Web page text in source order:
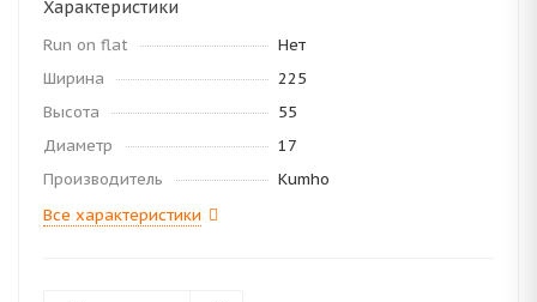
Характеристики
Run on flat
Нет
Ширина
225
Высота
55
Диаметр
17
Производитель
Kumho
Все характеристики